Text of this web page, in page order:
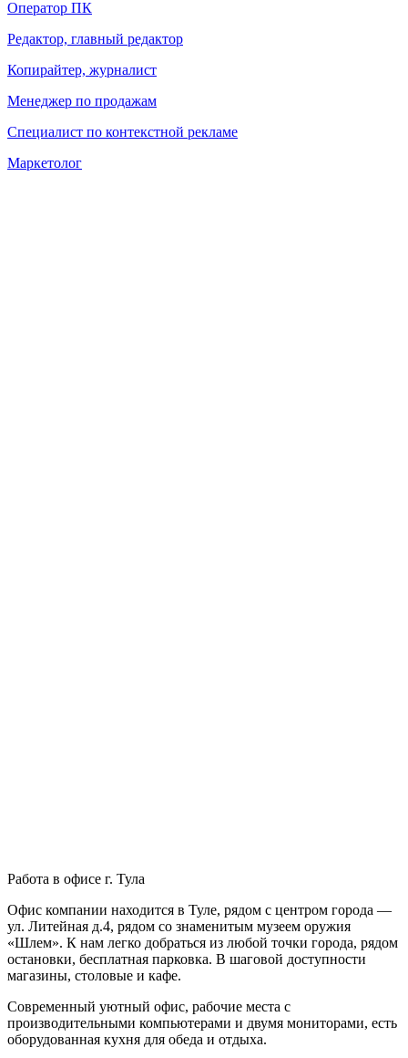
Оператор ПК
Редактор, главный редактор
Копирайтер, журналист
Менеджер по продажам
Специалист по контекстной рекламе
Маркетолог
Работа в офисе г. Тула
Офис компании находится в Туле, рядом с центром города —
ул. Литейная д.4, рядом со знаменитым музеем оружия
«Шлем». К нам легко добраться из любой точки города, рядом
остановки, бесплатная парковка. В шаговой доступности
магазины, столовые и кафе.
Современный уютный офис, рабочие места с
производительными компьютерами и двумя мониторами, есть
оборудованная кухня для обеда и отдыха.